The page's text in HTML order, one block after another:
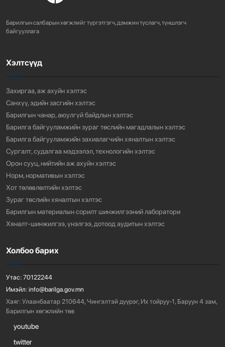
ХОТ БАЙГУУЛАЛТЫН ТУХАЙ ХУУЛИЙН
3 сарын өмнө
Барилгын салбарын хөгжлийг түргэтгэгч, дэмжин туслагч, түншлэгч
байгууллага
Хэлтсүүд
Захиргаа, аж ахуйн хэлтэс
Санхүү, эдийн засгийн хэлтэс
Барилгын чанар, аюулгүй байдлын хэлтэс
Барилга байгууламжийн зураг төслийн магадлалын хэлтэс
Барилга байгууламжийн захиалагчийн хяналтын хэлтэс
Сургалт, судалгаа мэдээлэл, технологийн хэлтэс
Орон сууц, нийтийн аж ахуйн хэлтэс
Норм, нормативын хэлтэс
Хот төлөвлөлтийн хэлтэс
Зураг төслийн хяналтын хэлтэс
Барилгын материалын сорилт шинжилгээний лаборатори
Хяналт-шинжилгээ, үнэлгээ, дотоод аудитын хэлтэс
Холбоо барих
Утас: 70122244
Имэйл: info@barilga.gov.mn
Хаяг: Улаанбаатар 210644, Чингэлтэй дүүрэг, Их тойруу-1, Баруун 4 зам,
Барилгын хөгжлийн төв
youtube
twitter